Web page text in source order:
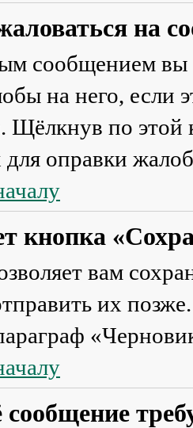
на
сообщением вы
на него, если
Щёлкнув по этой
оправки
кнопка
вам
их